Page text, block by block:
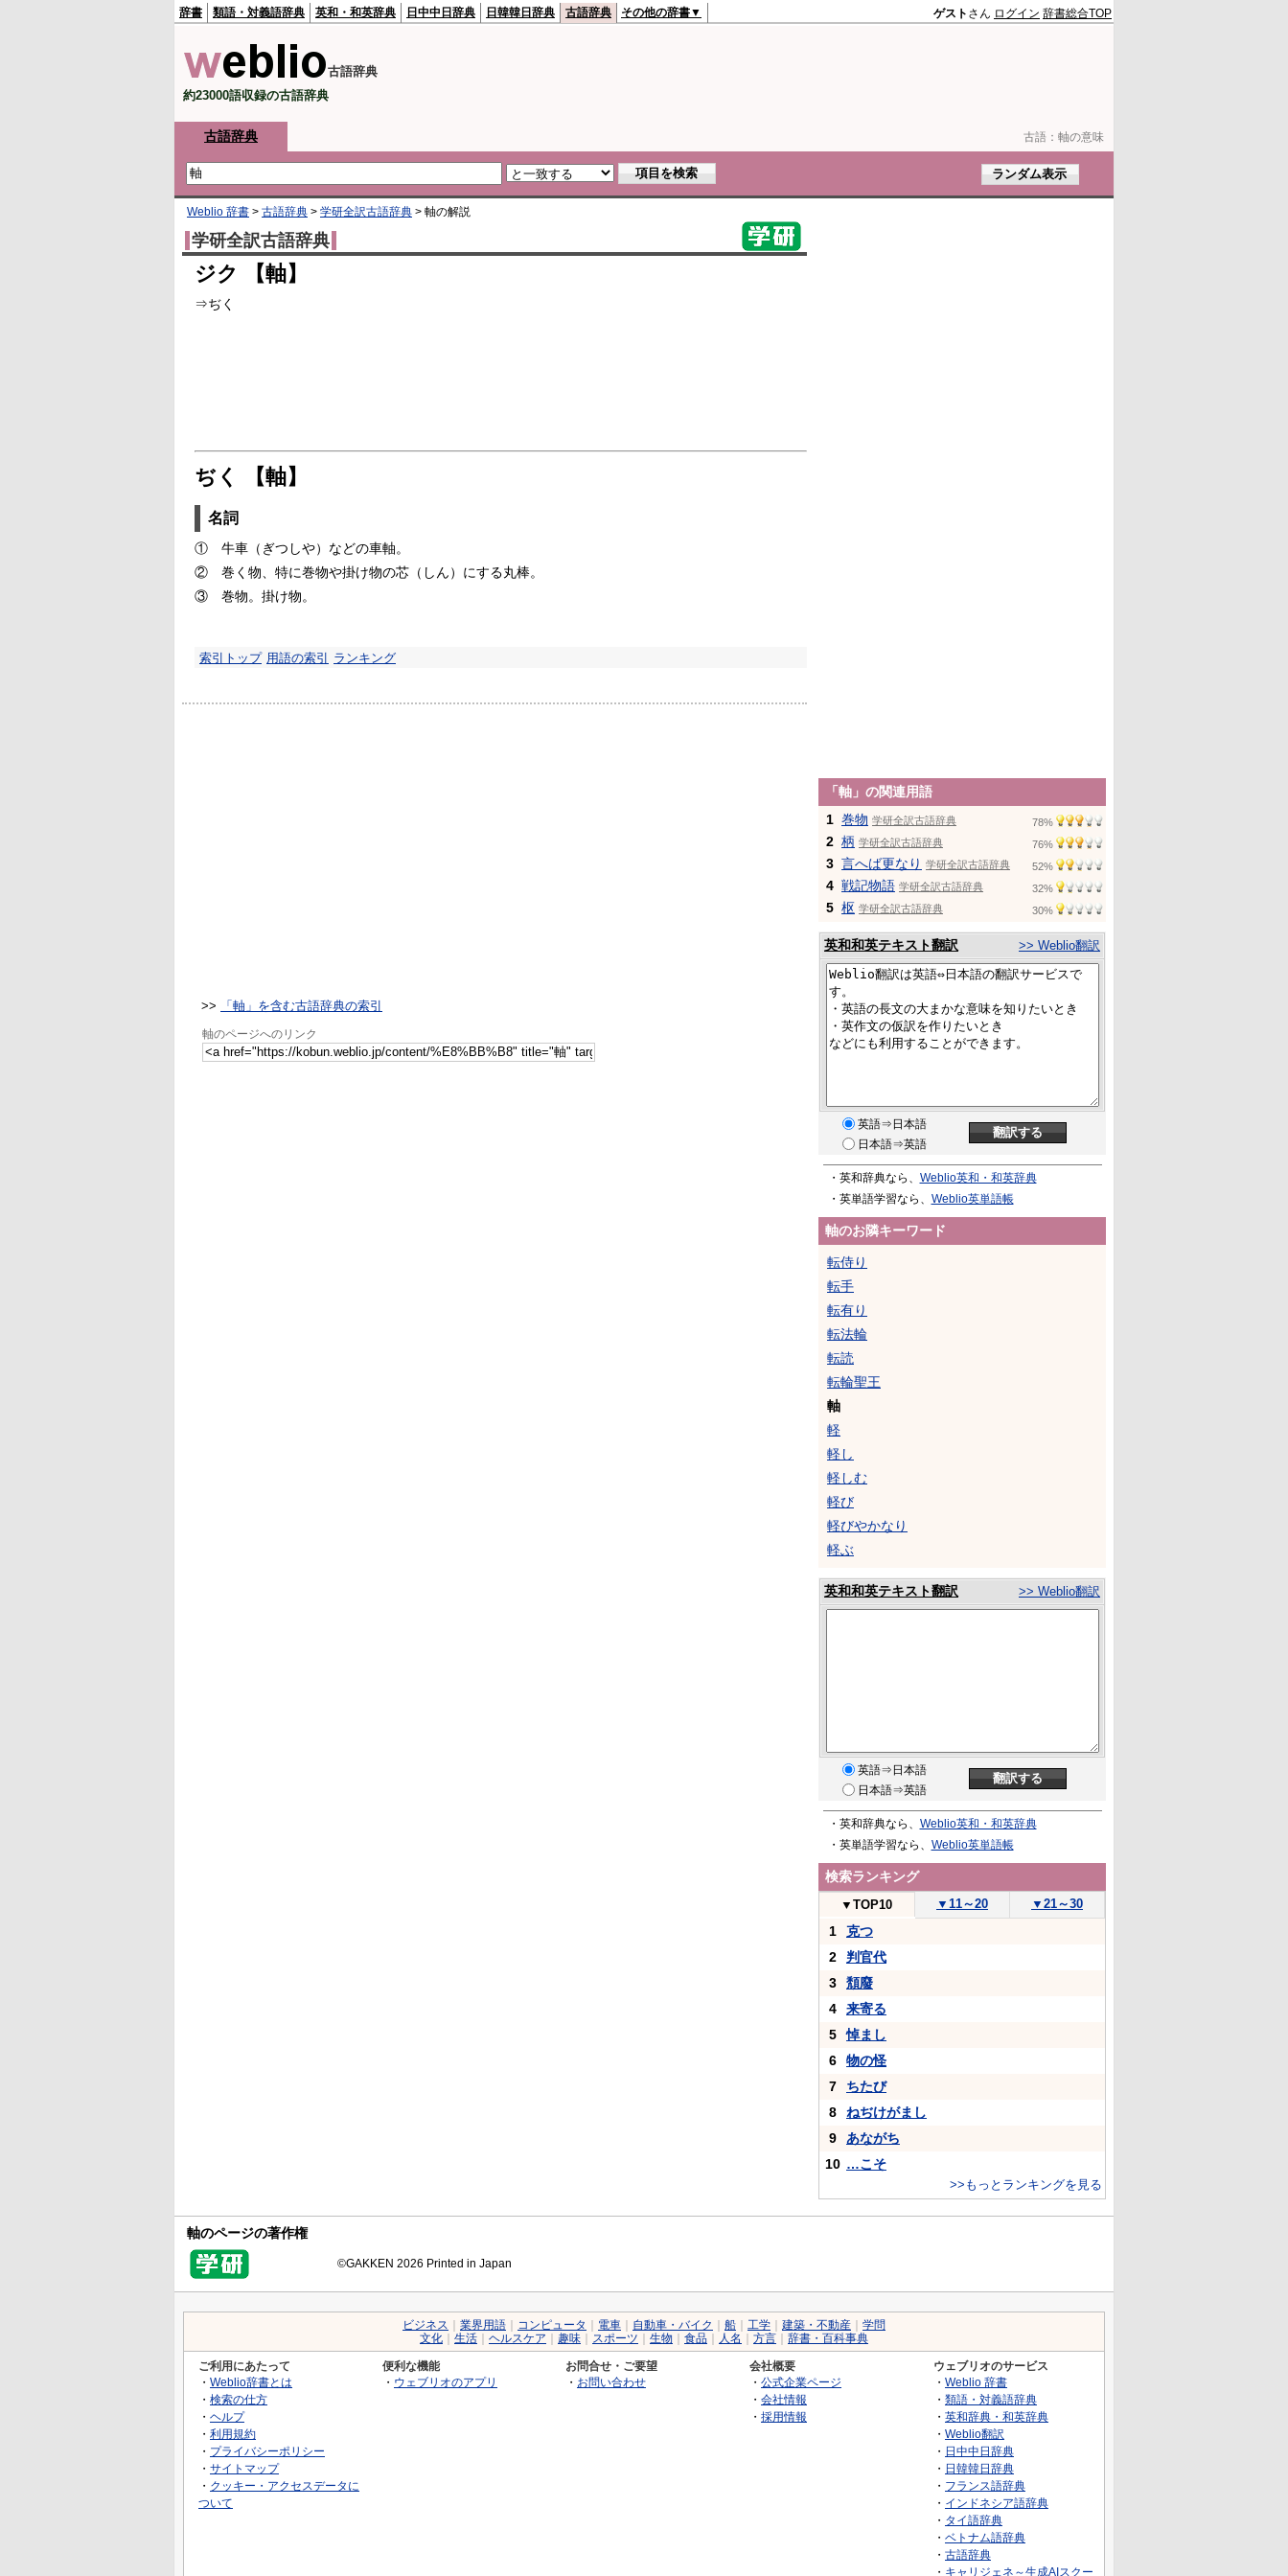
古語： 軸の意味
辞書 類語・対義語辞典 英和・和英辞典 日中中日辞典 日韓韓日辞典 古語辞典 その他の辞書▼ ゲスト さん ログイン 辞書総合TOP
古語辞典
約23000語収録の古語辞典
古語辞典
Weblio 辞書 > 古語辞典 > 学研全訳古語辞典 > 軸の解説
学研全訳古語辞典
ジク 【軸】
⇒ぢく
ぢく 【軸】
名詞
①
牛車（ぎつしや）などの車軸。
②
巻く物、特に巻物や掛け物の芯（しん）にする丸棒。
③
巻物。掛け物。
索引トップ 用語の索引 ランキング
>> 「軸」を含む古語辞典の索引
軸のページへのリンク
「軸」の関連用語
1 巻物 学研全訳古語辞典 78%
2 柄 学研全訳古語辞典 76%
3 言へば更なり 学研全訳古語辞典 52%
4 戦記物語 学研全訳古語辞典 32%
5 枢 学研全訳古語辞典 30%
英和和英テキスト翻訳 >> Weblio翻訳
英語⇒日本語
日本語⇒英語
・英和辞典なら、 Weblio英和・和英辞典
・英単語学習なら、 Weblio英単語帳
軸のお隣キーワード
転侍り
転手
転有り
転法輪
転読
転輪聖王
軸
軽
軽し
軽しむ
軽び
軽びやかなり
軽ぶ
英和和英テキスト翻訳 >> Weblio翻訳
英語⇒日本語
日本語⇒英語
・英和辞典なら、 Weblio英和・和英辞典
・英単語学習なら、 Weblio英単語帳
検索ランキング
▼ TOP10 ▼ 11～20 ▼ 21～30
1
克つ
2
判官代
3
頽廢
4
来寄る
5
悼まし
6
物の怪
7
ちたび
8
ねぢけがまし
9
あながち
10 …こそ
>>もっとランキングを見る
軸のページの著作権
©GAKKEN 2026 Printed in Japan
ビジネス 業界用語 コンピュータ 電車 自動車・バイク 船 工学 建築・不動産
学問
文化
生活 ヘルスケア 趣味 スポーツ 生物 食品 人名 方言 辞書・百科事典
ご利用にあたって
・ Weblio辞書とは
・ 検索の仕方
・ ヘルプ
・ 利用規約
・ プライバシーポリシー
・ サイトマップ
・ クッキー・アクセスデータに
ついて
便利な機能
・ ウェブリオのアプリ
お問合せ・ご要望
・ お問い合わせ
会社概要
・ 公式企業ページ
・ 会社情報
・ 採用情報
ウェブリオのサービス
・ Weblio 辞書
・ 類語・対義語辞典
・ 英和辞典・和英辞典
・ Weblio翻訳
・ 日中中日辞典
・ 日韓韓日辞典
・ フランス語辞典
・ インドネシア語辞典
・ タイ語辞典
・ ベトナム語辞典
・ 古語辞典
・ キャリジェネ～生成AIスクー